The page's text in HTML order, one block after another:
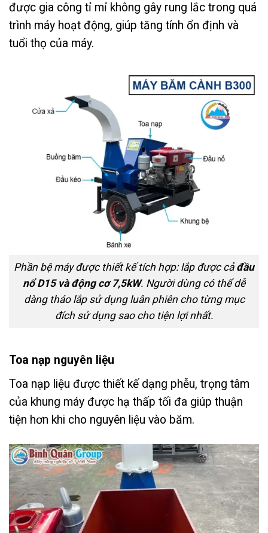
được gia công tỉ mỉ không gây rung lắc trong quá
trình máy hoạt động, giúp tăng tính ổn định và
tuổi thọ của máy.
Phần bệ máy được thiết kế tích hợp: lắp được cả đầu
nổ D15 và động cơ 7,5kW. Người dùng có thể dễ
dàng tháo lắp sử dụng luân phiên cho từng mục
đích sử dụng sao cho tiện lợi nhất.
Toa nạp nguyên liệu
Toa nạp liệu được thiết kế dạng phễu, trọng tâm
của khung máy được hạ thấp tối đa giúp thuận
tiện hơn khi cho nguyên liệu vào băm.